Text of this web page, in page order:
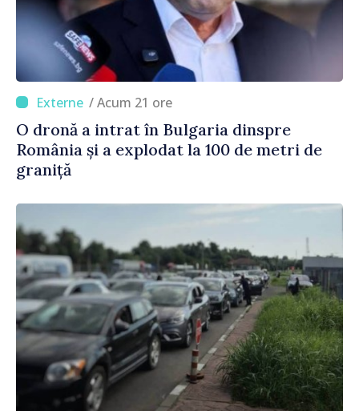
/ Acum 21 ore
O dronă a intrat în Bulgaria dinspre
România și a explodat la 100 de metri de
graniță